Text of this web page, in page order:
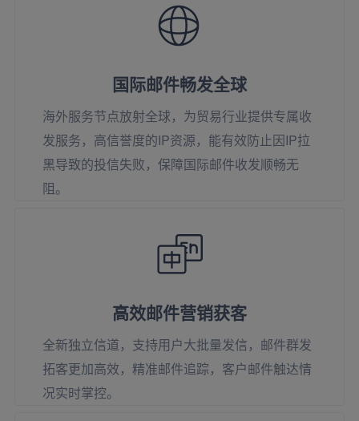
国际邮件畅发全球
海外服务节点放射全球，为贸易行业提供专属收
发服务，高信誉度的IP资源，能有效防止因IP拉
黑导致的投信失败，保障国际邮件收发顺畅无
阻。
高效邮件营销获客
全新独立信道，支持用户大批量发信，邮件群发
拓客更加高效，精准邮件追踪，客户邮件触达情
况实时掌控。